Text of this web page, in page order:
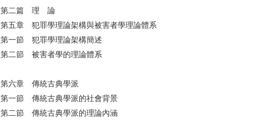
第二篇 理 論
第五章 犯罪學理論架構與被害者學理論體系
第一節 犯罪學理論架構簡述
第二節 被害者學的理論體系
第六章 傳統古典學派
第一節 傳統古典學派的社會背景
第二節 傳統古典學派的理論內涵